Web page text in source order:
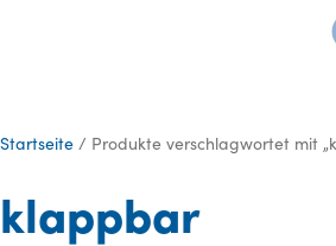
Startseite / Produkte verschlagwortet mit
klappbar